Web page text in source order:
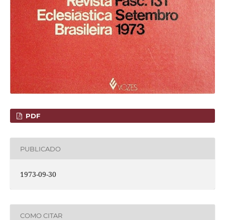
PDF
PUBLICADO
1973-09-30
COMO CITAR